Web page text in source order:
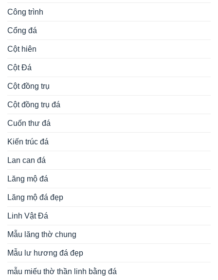
Công trình
Cổng đá
Cột hiên
Cột Đá
Cột đồng trụ
Cột đồng trụ đá
Cuốn thư đá
Kiến trúc đá
Lan can đá
Lăng mộ đá
Lăng mộ đá đẹp
Linh Vật Đá
Mẫu lăng thờ chung
Mẫu lư hương đá đẹp
mẫu miếu thờ thần linh bằng đá